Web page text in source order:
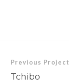
Previous Project
Tchibo